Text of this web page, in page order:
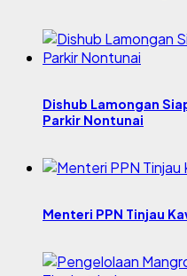
Dishub Lamongan
Parkir Nontunai
Menteri PPN Tinjau